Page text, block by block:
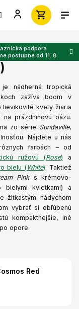
podpora
postupne od 11. 8.
nádherná tropická
zažíva boom v
lievikovité kvety žiaria
prázdninovú oázu.
zo série Sundaville,
Nájdete u nás
farbách – od
ružovú (Rose) a
bielu (White). Taktiež
Pinks krémovo-
kvietkami) a
žltkastým nádychom
vybrať si obľúbenú
kompaktnejšie, iné
opore.
Red